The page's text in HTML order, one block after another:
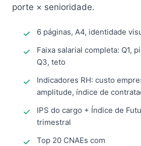
porte × senioridade.
6 páginas, A4, identidade
Faixa salarial completa: Q1,
Q3, teto
Indicadores RH: custo
amplitude, índice de
IPS do cargo + Índice de
trimestral
Top 20 CNAEs com